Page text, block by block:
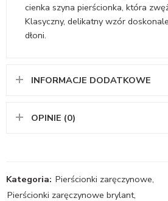
cienka szyna pierścionka, która
Klasyczny, delikatny wzór
dłoni.
INFORMACJE DODATKOWE
OPINIE (0)
Kategoria: Pierścionki zaręczynowe,
Pierścionki zaręczynowe brylant,